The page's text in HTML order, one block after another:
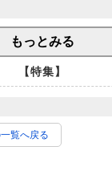
もっとみる
【特集】
覧へ戻る